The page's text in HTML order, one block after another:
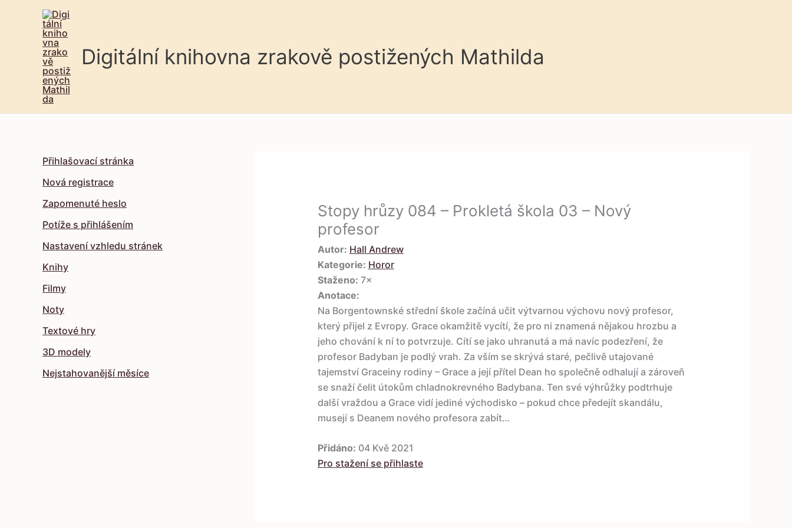
Digitální knihovna zrakově postižených Mathilda
Přihlašovací stránka
Nová registrace
Zapomenuté heslo
Potíže s přihlášením
Nastavení vzhledu stránek
Knihy
Filmy
Noty
Textové hry
3D modely
Nejstahovanější měsíce
Stopy hrůzy 084 – Prokletá škola 03 – Nový
profesor
Autor: Hall Andrew
Kategorie: Horor
Staženo: 7×
Anotace:
Na Borgentownské střední škole začíná učit výtvarnou výchovu nový profesor,
který přijel z Evropy. Grace okamžitě vycítí, že pro ni znamená nějakou hrozbu a
jeho chování k ní to potvrzuje. Cítí se jako uhranutá a má navíc podezření, že
profesor Badyban je podlý vrah. Za vším se skrývá staré, pečlivě utajované
tajemství Graceiny rodiny – Grace a její přítel Dean ho společně odhalují a zároveň
se snaží čelit útokům chladnokrevného Badybana. Ten své výhrůžky podtrhuje
další vraždou a Grace vidí jediné východisko – pokud chce předejít skandálu,
musejí s Deanem nového profesora zabít…
Přidáno: 04 Kvě 2021
Pro stažení se přihlaste